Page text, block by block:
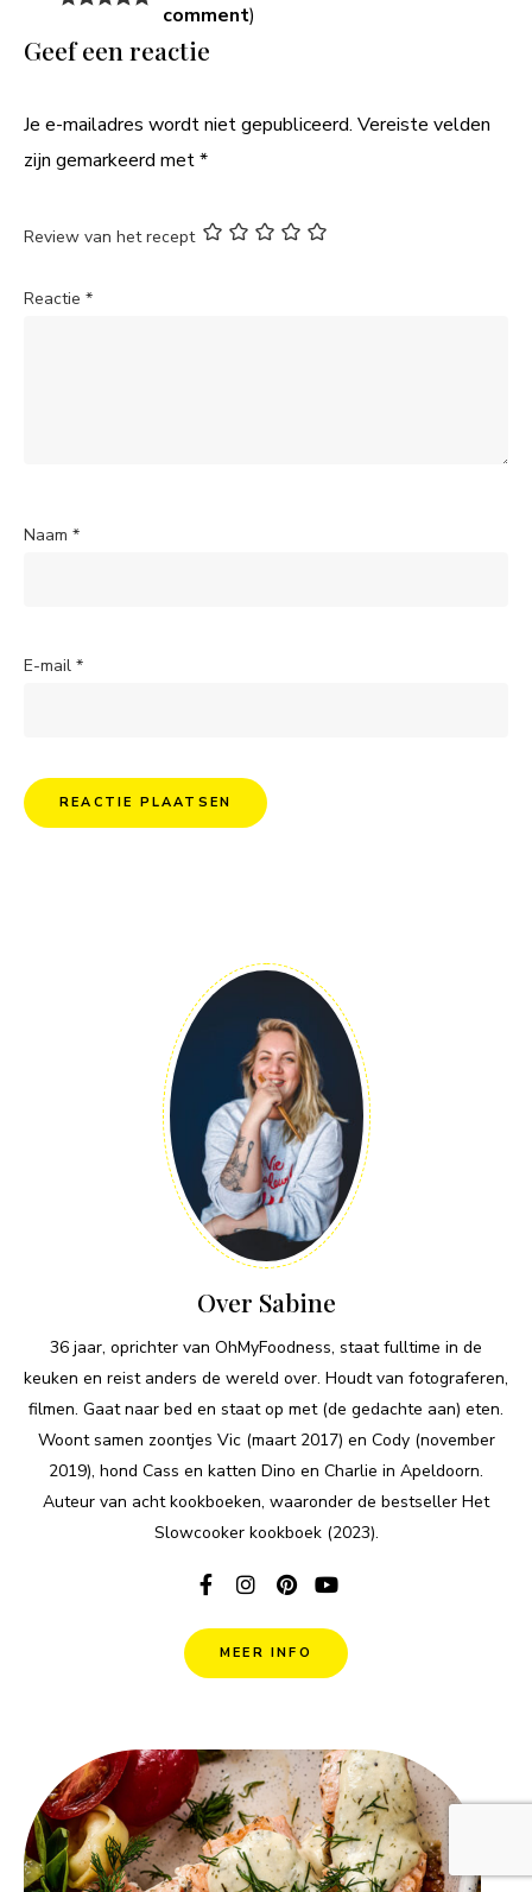
comment)
Geef een reactie
Je e-mailadres wordt niet gepubliceerd. Vereiste velden
zijn gemarkeerd met*
Review van het recept
Reactie *
Naam *
E-mail *
Over Sabine
36 jaar, oprichter van OhMyFoodness, staat fulltime in de
keuken en reist anders de wereld over. Houdt van fotograferen,
filmen. Gaat naar bed en staat op met (de gedachte aan) eten.
Woont samen zoontjes Vic (maart 2017) en Cody (november
2019), hond Cass en katten Dino en Charlie in Apeldoorn.
Auteur van acht kookboeken, waaronder de bestseller Het
Slowcooker kookboek (2023).
MEER INFO